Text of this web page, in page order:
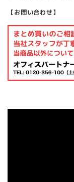
【お問い合わせ】